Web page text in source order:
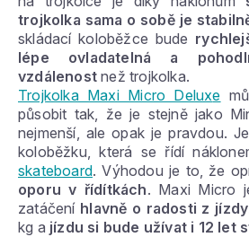
trojkolka sama o sobě je
skládací koloběžce bude
lépe ovladatelná a
vzdálenost než trojkolka.
Trojkolka Maxi Micro Deluxe
působit tak, že je stejně jako
nejmenší, ale opak je pravdou.
koloběžku, která se řídí
skateboard. Výhodou je to, že
oporu v řídítkách. Maxi Micro
zatáčení hlavně o radosti z jízdy
kg a jízdu si bude užívat i 12 let